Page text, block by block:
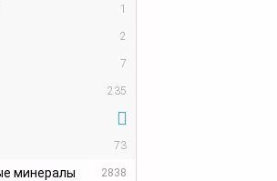
1
2
7
235
73
минералы 2838